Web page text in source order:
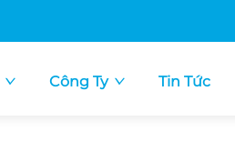
Công Ty Tin Tức